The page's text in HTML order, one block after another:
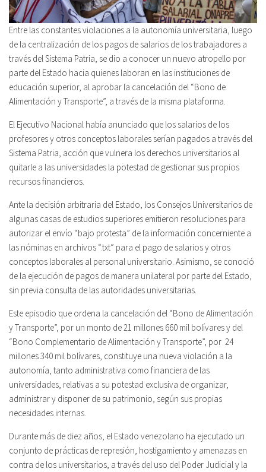
Entre las constantes violaciones a la autonomía universitaria, luego
de la centralización de los pagos de salarios de los trabajadores a
través del Sistema Patria, se dio a conocer un nuevo atropello por
parte del Estado hacia quienes laboran en las instituciones de
educación superior, al aprobar la cancelación del “Bono de
Alimentación y Transporte”, a través de la misma plataforma.
El Ejecutivo Nacional había anunciado que los salarios de los
profesores y otros conceptos laborales serían pagados a través del
Sistema Patria, acción que vulnera los derechos universitarios al
quitarle a las universidades la potestad de gestionar sus propios
recursos financieros.
Ante la decisión arbitraria del Estado, los Consejos Universitarios de
algunas casas de estudios superiores emitieron resoluciones para
autorizar el envío “bajo protesta” de la información concerniente a
las nóminas en archivos “.txt” para el pago de salarios y otros
conceptos laborales al personal universitario. Asimismo, se conoció
de la ejecución de pagos de manera unilateral por parte del Estado,
sin previa consulta de las autoridades universitarias.
Este episodio que ordena la cancelación del “Bono de Alimentación
y Transporte”, por un monto de 21 millones 660 mil bolívares y del
“Bono Complementario de Alimentación y Transporte”, por 24
millones 340 mil bolívares, constituye una nueva violación a la
autonomía, tanto administrativa como financiera de las
universidades, relativas a su potestad exclusiva de organizar,
administrar y disponer de su patrimonio, según sus propias
necesidades internas.
Durante más de diez años, el Estado venezolano ha ejecutado un
conjunto de prácticas de represión, hostigamiento y amenazas en
contra de los universitarios, a través del uso del Poder Judicial y la